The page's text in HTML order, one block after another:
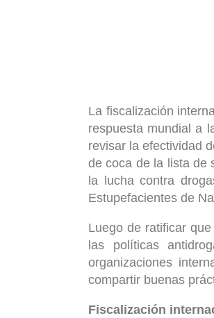
La fiscalización
respuesta mundial a
revisar la efectividad
de coca de la lista de
la lucha contra
Estupefacientes de
Luego de ratificar
las políticas
organizaciones
compartir buenas
Fiscalización